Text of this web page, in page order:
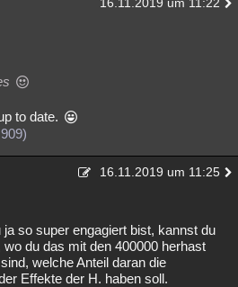
16.11.2019 um 11:22
to date.
16.11.2019 um 11:25
so super engagiert bist, kannst du
du das mit den 400000 herhast
welche Anteil daran die
Effekte der H. haben soll.